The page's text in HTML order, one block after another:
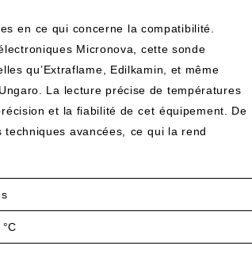
en ⁤ce qui concerne la compatibilité.
Micronova, cette sonde
qu’Extraflame, Edilkamin, et même
La lecture précise de ‍températures
et la fiabilité de ⁣cet ⁢équipement. De
avancées, ⁤ce ⁤qui la rend